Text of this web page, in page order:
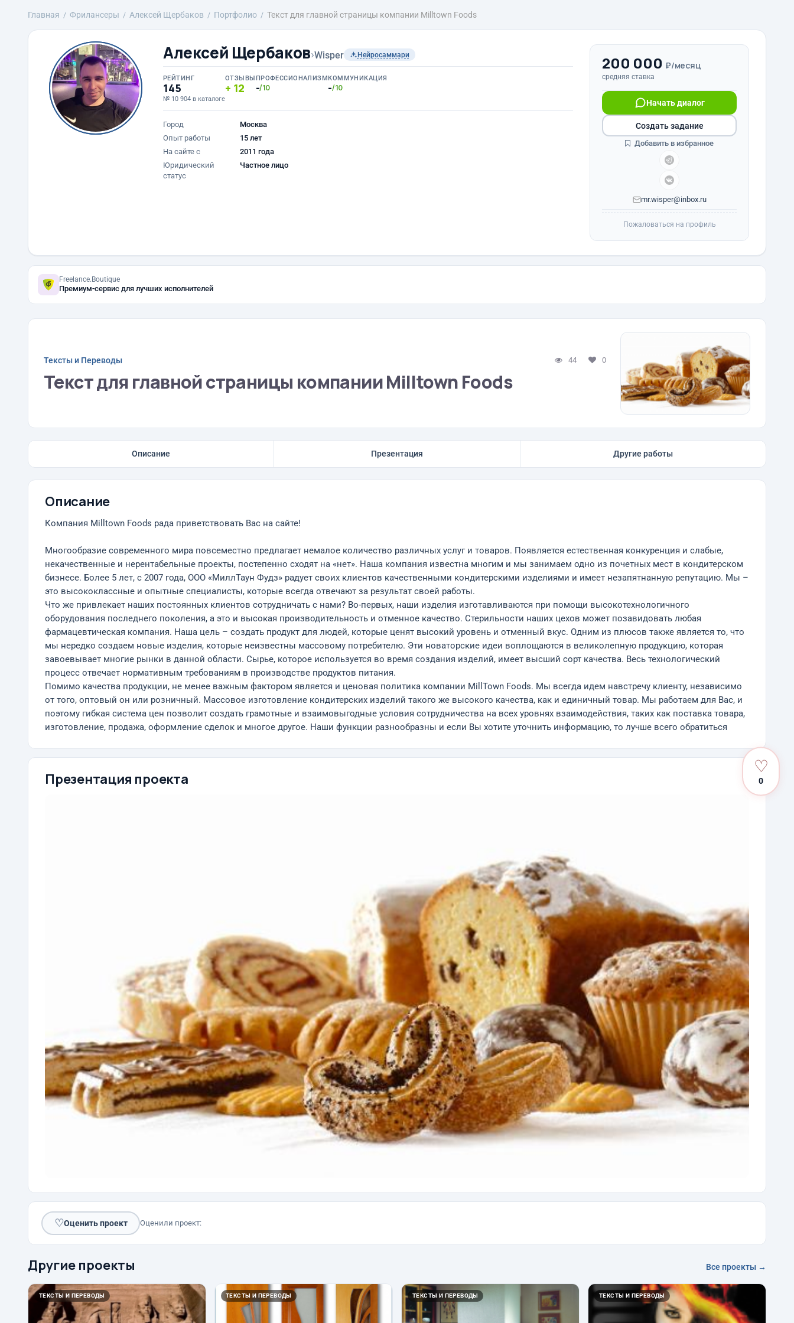
Главная Фрилансеры Алексей Щербаков Портфолио Текст для главной страницы компании Milltown Foods
Алексей Щербаков›Wisper Нейросаммари
РЕЙТИНГ
145
№ 10 904 в каталоге
ОТЗЫВЫ
12
ПРОФЕССИОНАЛИЗМ
-/10
КОММУНИКАЦИЯ
-/10
Город
Москва
Опыт работы
15 лет
На сайте с
2011 года
Юридический
статус
Частное лицо
200 000 ₽/месяц
средняя ставка
Начать диалог
mr.wisper@inbox.ru
Создать задание
Добавить в избранное
Пожаловаться на профиль
Freelance.Boutique
Премиум-сервис для лучших исполнителей
Тексты и Переводы 44 0
Текст для главной страницы компании Milltown Foods
Описание Презентация Другие работы
Описание
Компания Milltown Foods рада приветствовать Вас на сайте!
Многообразие современного мира повсеместно предлагает немалое количество различных услуг и товаров. Появляется естественная конкуренция и слабые,
некачественные и нерентабельные проекты, постепенно сходят на «нет». Наша компания известна многим и мы занимаем одно из почетных мест в кондитерском
бизнесе. Более 5 лет, с 2007 года, ООО «МиллТаун Фудз» радует своих клиентов качественными кондитерскими изделиями и имеет незапятнанную репутацию. Мы –
это высококлассные и опытные специалисты, которые всегда отвечают за результат своей работы.
Что же привлекает наших постоянных клиентов сотрудничать с нами? Во-первых, наши изделия изготавливаются при помощи высокотехнологичного
оборудования последнего поколения, а это и высокая производительность и отменное качество. Стерильности наших цехов может позавидовать любая
фармацевтическая компания. Наша цель – создать продукт для людей, которые ценят высокий уровень и отменный вкус. Одним из плюсов также является то, что
мы нередко создаем новые изделия, которые неизвестны массовому потребителю. Эти новаторские идеи воплощаются в великолепную продукцию, которая
завоевывает многие рынки в данной области. Сырье, которое используется во время создания изделий, имеет высший сорт качества. Весь технологический
процесс отвечает нормативным требованиям в производстве продуктов питания.
Помимо качества продукции, не менее важным фактором является и ценовая политика компании MillTown Foods. Мы всегда идем навстречу клиенту, независимо
от того, оптовый он или розничный. Массовое изготовление кондитерских изделий такого же высокого качества, как и единичный товар. Мы работаем для Вас, и
поэтому гибкая система цен позволит создать грамотные и взаимовыгодные условия сотрудничества на всех уровнях взаимодействия, таких как поставка товара,
изготовление, продажа, оформление сделок и многое другое. Наши функции разнообразны и если Вы хотите уточнить информацию, то лучше всего обратиться
Презентация проекта
♡
0
♡Оценить проект Оценили проект:
Другие проекты Все проекты →
ТЕКСТЫ И ПЕРЕВОДЫ ТЕКСТЫ И ПЕРЕВОДЫ ТЕКСТЫ И ПЕРЕВОДЫ ТЕКСТЫ И ПЕРЕВОДЫ